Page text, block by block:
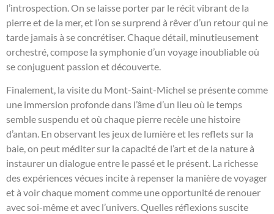
l’introspection. On se laisse porter par le récit vibrant de la
pierre et de la mer, et l’on se surprend à rêver d’un retour qui ne
tarde jamais à se concrétiser. Chaque détail, minutieusement
orchestré, compose la symphonie d’un voyage inoubliable où
se conjuguent passion et découverte.
Finalement, la visite du Mont-Saint-Michel se présente comme
une immersion profonde dans l’âme d’un lieu où le temps
semble suspendu et où chaque pierre recèle une histoire
d’antan. En observant les jeux de lumière et les reflets sur la
baie, on peut méditer sur la capacité de l’art et de la nature à
instaurer un dialogue entre le passé et le présent. La richesse
des expériences vécues incite à repenser la manière de voyager
et à voir chaque moment comme une opportunité de renouer
avec soi-même et avec l’univers. Quelles réflexions suscite